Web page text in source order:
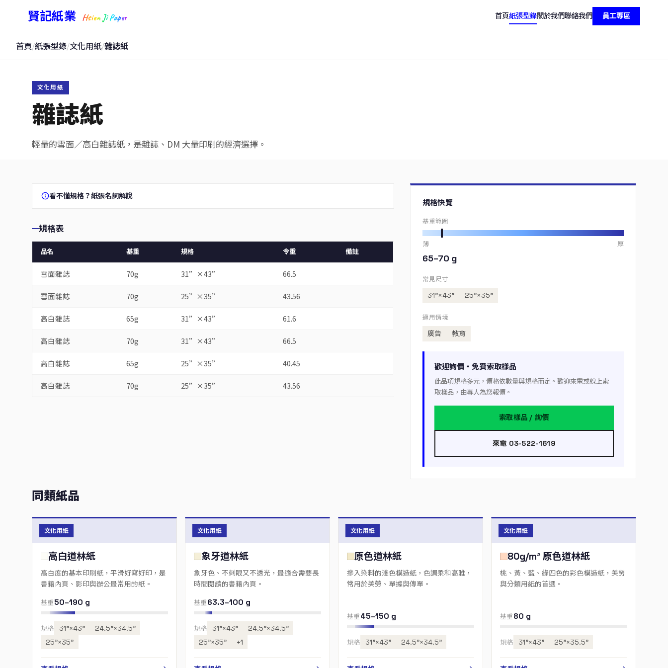
賢記紙業 Hsien Ji Paper 首頁紙張型錄關於我們聯絡我們 員工專區
首頁/紙張型錄/文化用紙/雜誌紙
文化用紙
雜誌紙
輕量的雪面／高白雜誌紙，是雜誌、DM 大量印刷的經濟選擇。
看不懂規格？紙張名詞解說
規格表
品名 基重 規格 令重 備註
雪面雜誌 70g 31”×43” 66.5
雪面雜誌 70g 25”×35” 43.56
高白雜誌 65g 31”×43” 61.6
高白雜誌 70g 31”×43” 66.5
高白雜誌 65g 25”×35” 40.45
高白雜誌 70g 25”×35” 43.56
規格快覽
基重範圍
薄 厚
65–70 g
常見尺寸
31”×43” 25”×35”
適用情境
廣告 教育
歡迎詢價・免費索取樣品
此品項規格多元，價格依數量與規格而定。歡迎來電或線上索
取樣品，由專人為您報價。
索取樣品 / 詢價
來電 03-522-1619
同類紙品
文化用紙
高白道林紙
高白度的基本印刷紙，平滑好寫好印，是
書籍內頁、影印與辦公最常用的紙。
基重50–190 g
規格 31”×43”
24.5”×34.5”
25”×35”
文化用紙
象牙道林紙
象牙色、不刺眼又不透光，最適合需要長
時間閱讀的書籍內頁。
基重63.3–100 g
規格 31”×43”
24.5”×34.5”
25”×35”
+1
文化用紙
原色道林紙
摻入染料的淺色模造紙，色調柔和高雅，
常用於美勞、單據與傳單。
基重45–150 g
規格 31”×43” 24.5”×34.5”
文化用紙
80g/m² 原色道林紙
桃、黃、藍、綠四色的彩色模造紙，美勞
與分類用紙的首選。
基重80 g
規格 31"×43" 25"×35.5"